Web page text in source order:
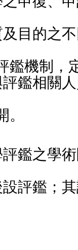
目的之
機制，
鑑相關
鑑之學
評鑑；